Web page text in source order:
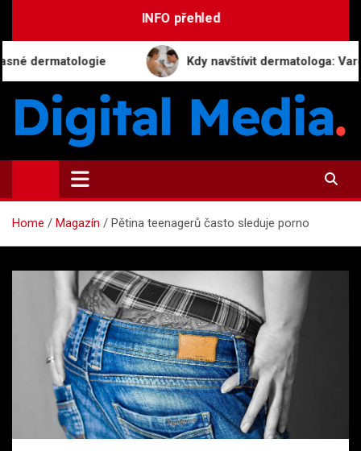
INFO přehled
Kdy navštívit dermatologa: Varovné
Digital-Media.cz
Magazín zpravodajství a novinek
Home Magazín Pětina teenagerů často sleduje porno